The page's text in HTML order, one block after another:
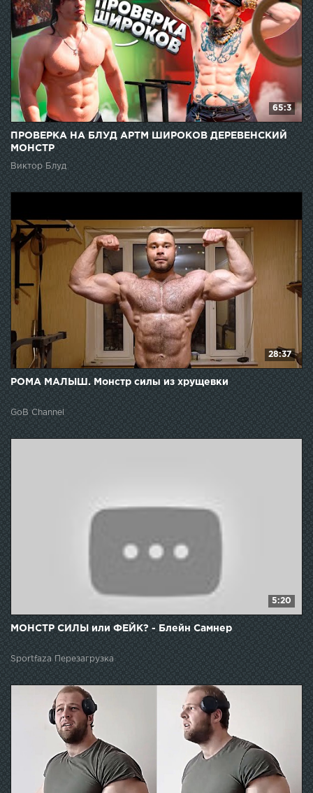
65:3
ПРОВЕРКА НА БЛУД АРТМ ШИРОКОВ ДЕРЕВЕНСКИЙ
МОНСТР
Виктор Блуд
28:37
РОМА МАЛЫШ. Монстр силы из хрущевки
GoB Channel
5:20
МОНСТР СИЛЫ или ФЕЙК? - Блейн Самнер
Sportfaza Перезагрузка